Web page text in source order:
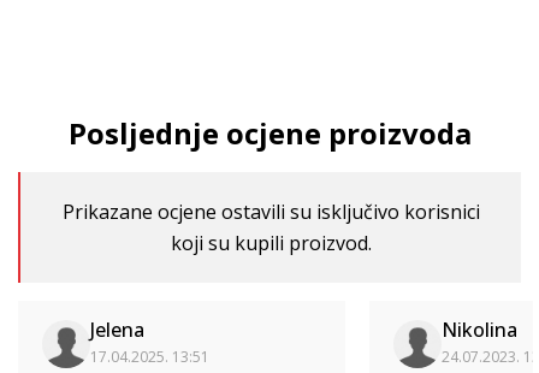
Posljednje ocjene proizvoda
Prikazane ocjene ostavili su isključivo korisnici
koji su kupili proizvod.
Jelena
17.04.2025. 13:51
Nikolina
24.07.2023.